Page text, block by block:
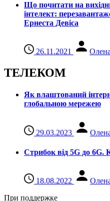
Що почитати на
інтелект:
Ернеста Девіса
26.11.2021
ТЕЛЕКОМ
Як влаштований
глобальною мережею
29.03.2023
Стрибок від 5G до 6G.
18.08.2022
При поддержке